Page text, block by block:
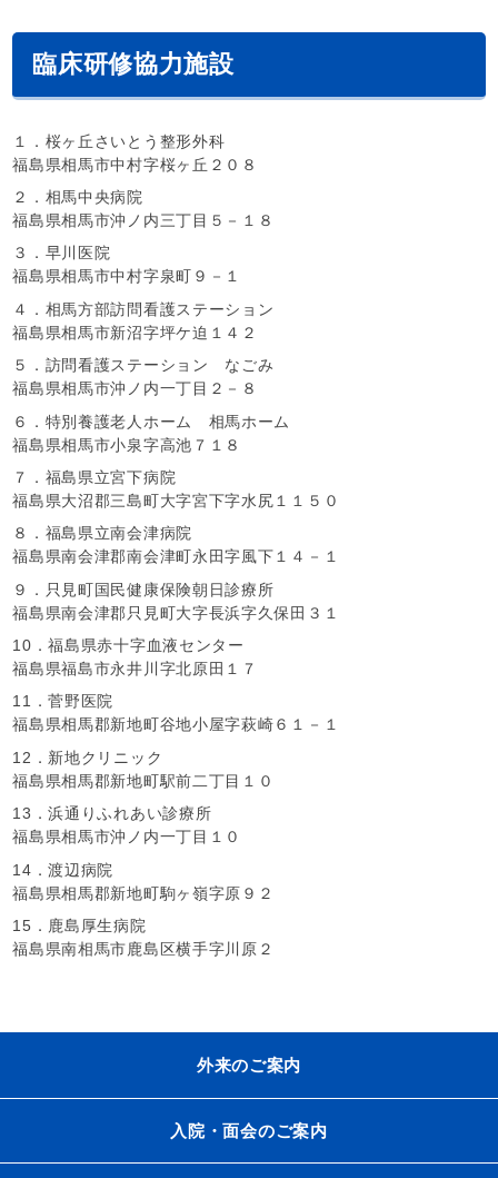
臨床研修協力施設
１．桜ヶ丘さいとう整形外科
福島県相馬市中村字桜ヶ丘２０８
２．相馬中央病院
福島県相馬市沖ノ内三丁目５－１８
３．早川医院
福島県相馬市中村字泉町９－１
４．相馬方部訪問看護ステーション
福島県相馬市新沼字坪ケ迫１４２
５．訪問看護ステーション なごみ
福島県相馬市沖ノ内一丁目２－８
６．特別養護老人ホーム 相馬ホーム
福島県相馬市小泉字高池７１８
７．福島県立宮下病院
福島県大沼郡三島町大字宮下字水尻１１５０
８．福島県立南会津病院
福島県南会津郡南会津町永田字風下１４－１
９．只見町国民健康保険朝日診療所
福島県南会津郡只見町大字長浜字久保田３１
10．福島県赤十字血液センター
福島県福島市永井川字北原田１７
11．菅野医院
福島県相馬郡新地町谷地小屋字萩崎６１－１
12．新地クリニック
福島県相馬郡新地町駅前二丁目１０
13．浜通りふれあい診療所
福島県相馬市沖ノ内一丁目１０
14．渡辺病院
福島県相馬郡新地町駒ヶ嶺字原９２
15．鹿島厚生病院
福島県南相馬市鹿島区横手字川原２
外来のご案内
入院・面会のご案内